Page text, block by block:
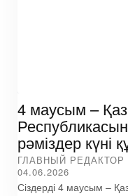
4 маусым –
рәміздер күні
ГЛАВНЫЙ РЕДАКТОР
04.06.2026
Сіздерді 4 маусым –